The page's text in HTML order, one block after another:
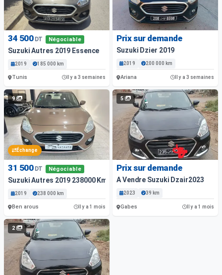
34 500 DT Négociable
Suzuki Autres 2019 Essence
2019 185 000 km
Tunis Il y a 3 semaines
Prix sur demande
Suzuki Dzier 2019
2019 200 000 km
Ariana Il y a 3 semaines
9
Échange
31 500 DT Négociable
Suzuki Autres 2019 238000 Km
2019 238 000 km
Ben arous Il y a 1 mois
5
Prix sur demande
A Vendre Suzuki Dzair2023
2023 39 km
Gabes Il y a 1 mois
2